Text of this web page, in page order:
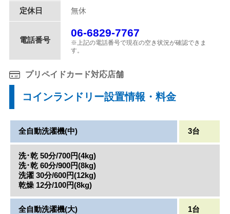
定休日 無休
電話番号
06-6829-7767
※上記の電話番号で現在の空き状況が確認できま
す。
プリペイドカード対応店舗
コインランドリー設置情報・料金
全自動洗濯機(中) 3台
洗･乾 50分/700円(4kg)
洗･乾 60分/900円(8kg)
洗濯 30分/600円(12kg)
乾燥 12分/100円(8kg)
全自動洗濯機(大) 1台